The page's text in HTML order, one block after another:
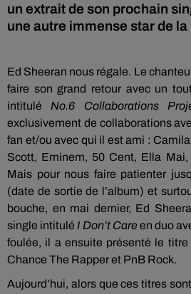
un extrait de son prochain
une autre immense star de
Ed Sheeran nous régale. Le
faire son grand retour avec un
intitulé No.6 Collaborations
exclusivement de collaborations
fan et/ou avec qui il est ami :
Scott, Eminem, 50 Cent, Ella
Mais pour nous faire patienter
(date de sortie de l’album) et
bouche, en mai dernier, Ed
single intitulé I Don’t Careen duo
foulée, il a ensuite présenté le titre
Chance The Rapper et PnB Rock.
Aujourd’hui, alors que ces titres